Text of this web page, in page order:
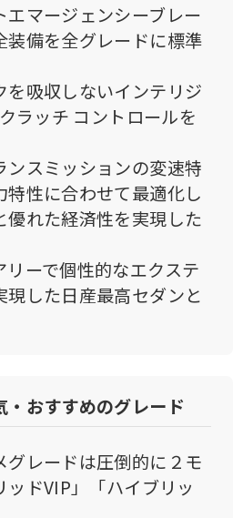
エマージェンシーブレー
装備を全グレードに標準
を吸収しないインテリジ
ラッチ コントロールを
ンスミッションの変速特
性に合わせて最適化し
優れた経済性を実現した
リーで個性的なエクステ
現した日産最高セダンと
・おすすめのグレード
グレードは圧倒的に２モ
ドVIP」「ハイブリッ